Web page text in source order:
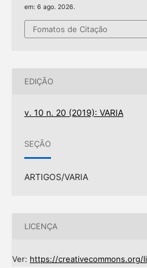
em: 6 ago. 2026.
Fomatos de Citação
EDIÇÃO
v. 10 n. 20 (2019): VARIA
SEÇÃO
ARTIGOS/VARIA
LICENÇA
Ver: https://creativecommons.org/